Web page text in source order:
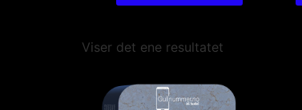
Viser det ene resultatet